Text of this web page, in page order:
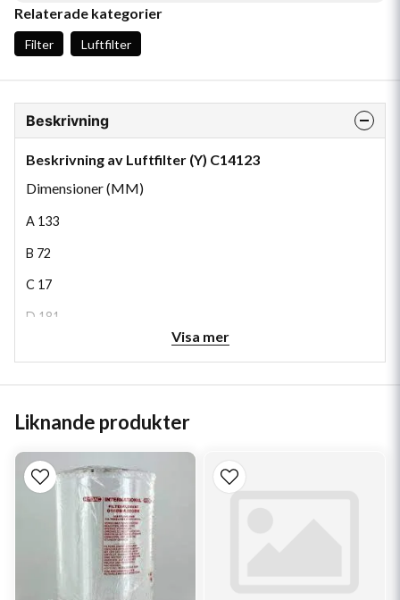
Relaterade kategorier
Filter Luftfilter
Beskrivning
Beskrivning av Luftfilter (Y) C14123
Dimensioner (MM)
A 133
B 72
C 17
D 181
Visa mer
Liknande produkter